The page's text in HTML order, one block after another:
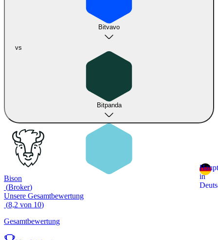
Bitvavo
vs
Bitpanda
in
Bison
(Broker)
Unsere Gesamtbewertung
(8,2 von 10)
Gesamtbewertung